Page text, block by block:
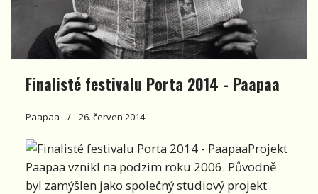
Finalisté festivalu Porta 2014 - Paapaa
Paapaa 26. červen 2014
Projekt
Paapaa vznikl na podzim roku 2006. Původně
byl zamýšlen jako společný studiový projekt